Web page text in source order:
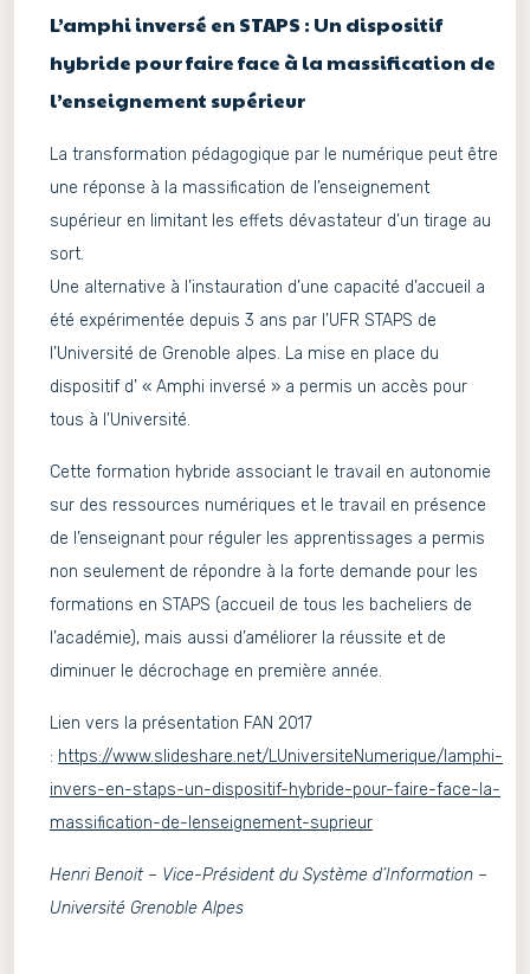
L’amphi inversé en STAPS : Un dispositif
hybride pour faire face à la massification de
l’enseignement supérieur
La transformation pédagogique par le numérique peut être
une réponse à la massification de l’enseignement
supérieur en limitant les effets dévastateur d’un tirage au
sort.
Une alternative à l’instauration d’une capacité d’accueil a
été expérimentée depuis 3 ans par l’UFR STAPS de
l’Université de Grenoble alpes. La mise en place du
dispositif d’ « Amphi inversé » a permis un accès pour
tous à l’Université.
Cette formation hybride associant le travail en autonomie
sur des ressources numériques et le travail en présence
de l’enseignant pour réguler les apprentissages a permis
non seulement de répondre à la forte demande pour les
formations en STAPS (accueil de tous les bacheliers de
l’académie), mais aussi d’améliorer la réussite et de
diminuer le décrochage en première année.
Lien vers la présentation FAN 2017
: https://www.slideshare.net/LUniversiteNumerique/lamphi-
invers-en-staps-un-dispositif-hybride-pour-faire-face-la-
massification-de-lenseignement-suprieur
Henri Benoit – Vice-Président du Système d’Information –
Université Grenoble Alpes